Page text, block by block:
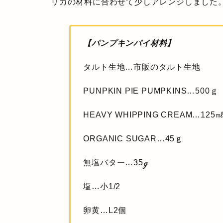
【パンプキンパイ材料】
タルト生地…市販のタルト生地
PUNPKIN PIE PUMPKINS…500ｇ
HEAVY WHIPPING CREAM…125
ORGANIC SUGAR…45ｇ
無塩バター…35ℊ
塩…小1/2
卵黄…L2個